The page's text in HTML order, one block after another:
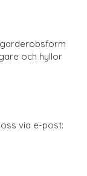
och hyllor
via e-post: